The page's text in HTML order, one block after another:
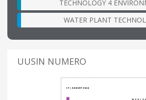
TECHNOLOGY 4
WATER PLANT
UUSIN NUMERO